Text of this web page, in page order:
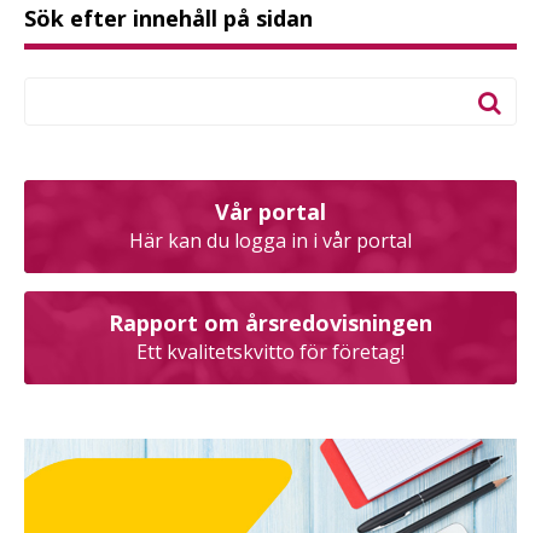
Sök efter innehåll på sidan
Vår portal
Här kan du logga in i vår portal
Rapport om årsredovisningen
Ett kvalitetskvitto för företag!